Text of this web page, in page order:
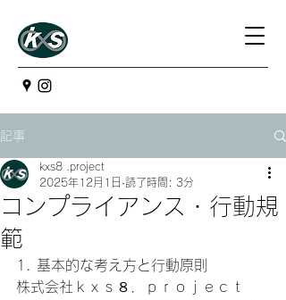
記事
コンプライアンス・行動規
範
kxs8 .project
2025年12月1日 読了時間: 3分
1. 基本的な考え方と行動原則
株式会社ｋｘｓ８．ｐｒｏｊｅｃｔ